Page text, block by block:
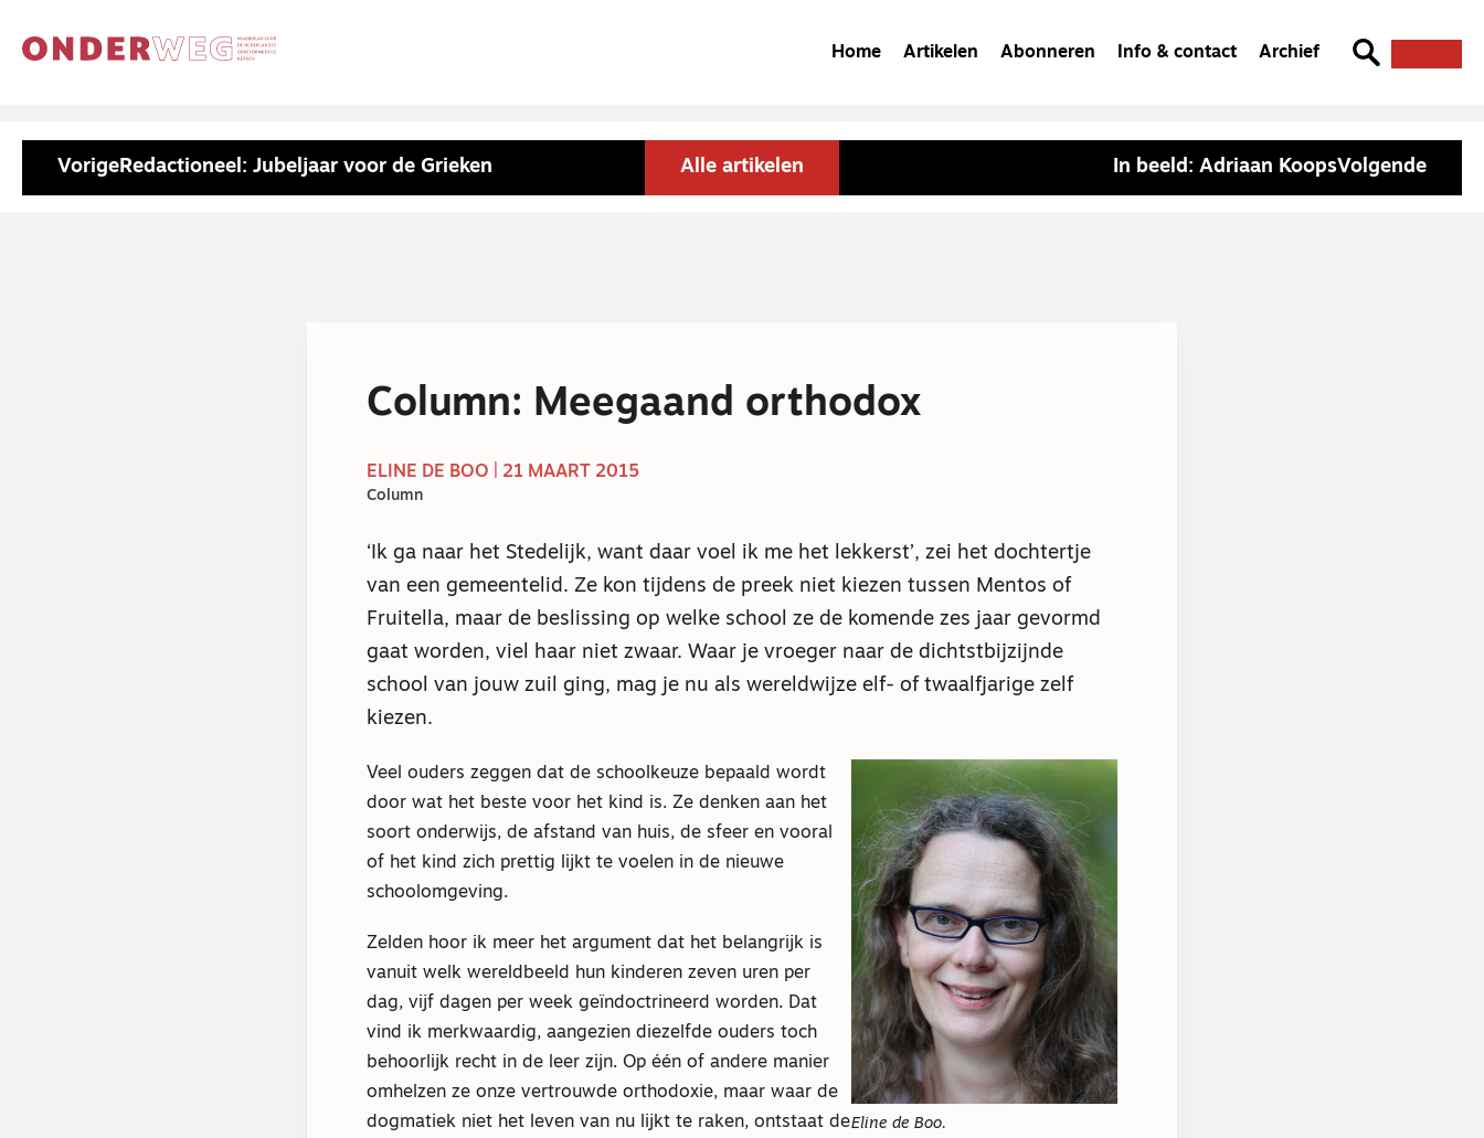
Home Artikelen Abonneren Info & contact Archief
VorigeRedactioneel: Jubeljaar voor de Grieken Alle artikelen In beeld: Adriaan KoopsVolgende
Column: Meegaand orthodox
ELINE DE BOO | 21 MAART 2015
Column
‘Ik ga naar het Stedelijk, want daar voel ik me het lekkerst’, zei het dochtertje
van een gemeentelid. Ze kon tijdens de preek niet kiezen tussen Mentos of
Fruitella, maar de beslissing op welke school ze de komende zes jaar gevormd
gaat worden, viel haar niet zwaar. Waar je vroeger naar de dichtstbijzijnde
school van jouw zuil ging, mag je nu als wereldwijze elf- of twaalfjarige zelf
kiezen.
Eline de Boo.
Veel ouders zeggen dat de schoolkeuze bepaald wordt
door wat het beste voor het kind is. Ze denken aan het
soort onderwijs, de afstand van huis, de sfeer en vooral
of het kind zich prettig lijkt te voelen in de nieuwe
schoolomgeving.
Zelden hoor ik meer het argument dat het belangrijk is
vanuit welk wereldbeeld hun kinderen zeven uren per
dag, vijf dagen per week geïndoctrineerd worden. Dat
vind ik merkwaardig, aangezien diezelfde ouders toch
behoorlijk recht in de leer zijn. Op één of andere manier
omhelzen ze onze vertrouwde orthodoxie, maar waar de
dogmatiek niet het leven van nu lijkt te raken, ontstaat de